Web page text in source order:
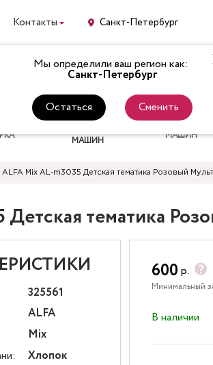
Контакты Санкт-Петербург
Мы определили ваш регион как:
Санкт-Петербург
Остаться Сменить
ВХОД
ЛАПКИ
ДЛЯ
МАШИН
ИГЛЫ ДЛЯ
ШВЕЙНЫХ
МАШИН
ALFA Mix AL-m3035 Детская тематика Розовый
тематика
325561
ALFA
Mix
Хлопок
600 р.
Минимальный
В наличии